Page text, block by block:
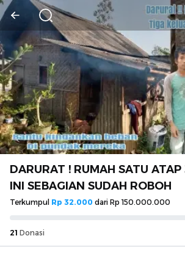
DARURAT ! RUMAH SATU
INI SEBAGIAN SUDAH ROBOH
Terkumpul Rp 32.000 dari Rp 150.000.000
21 Donasi